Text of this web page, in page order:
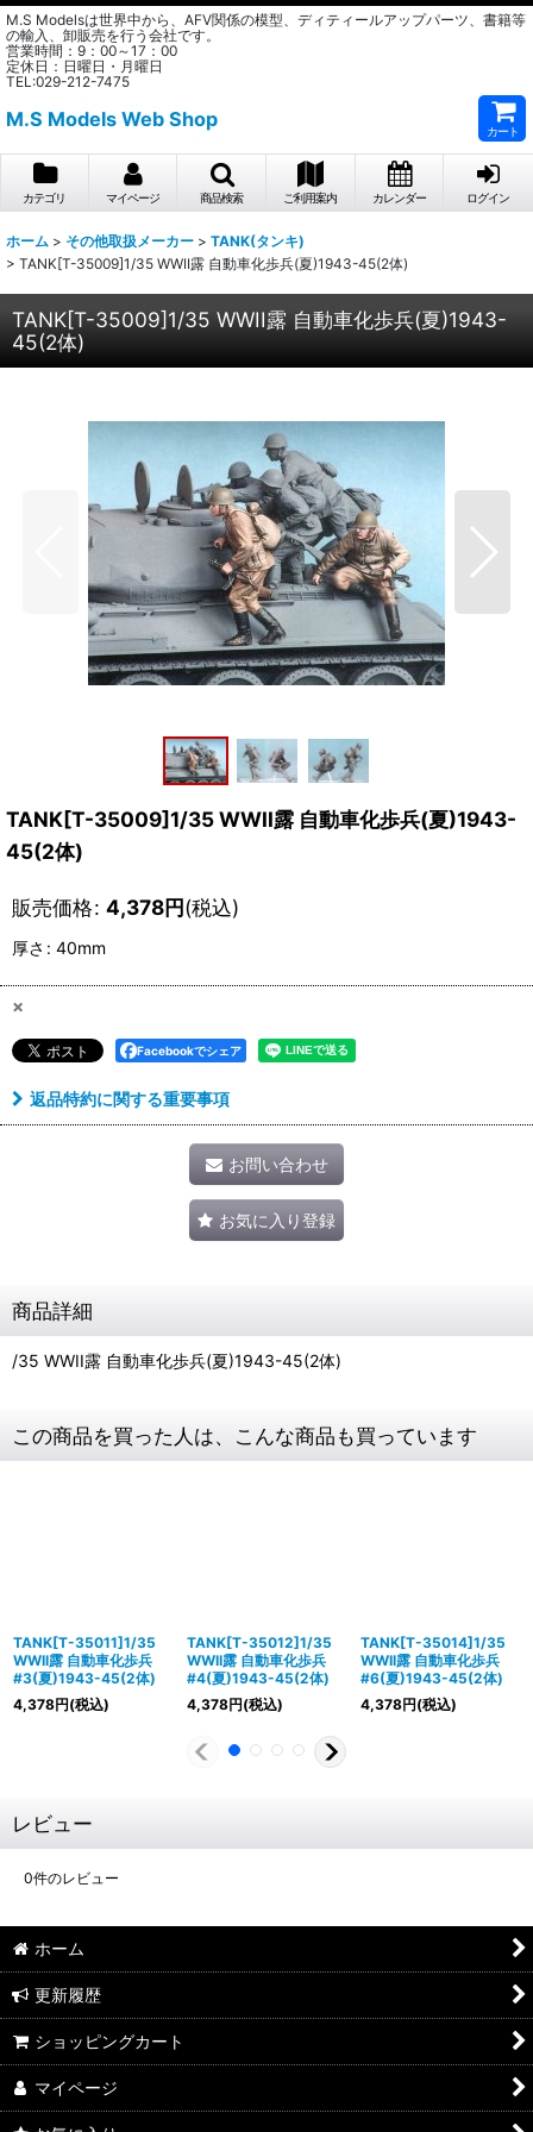
M.S Modelsは世界中から、AFV関係の模型、ディティールアップパーツ、書籍等
の輸入、卸販売を行う会社です。
営業時間：9：00～17：00
定休日：日曜日・月曜日
TEL:029-212-7475
M.S Models Web Shop
カート
カテゴリ マイページ 商品検索 ご利用案内 カレンダー ログイン
ホーム > その他取扱メーカー > TANK(タンキ)
> TANK[T-35009]1/35 WWII露 自動車化歩兵(夏)1943-45(2体)
TANK[T-35009]1/35 WWII露 自動車化歩兵(夏)1943-
45(2体)
TANK[T-35009]1/35 WWII露 自動車化歩兵(夏)1943-
45(2体)
販売価格: 4,378円(税込)
厚さ : 40mm
×
Facebookでシェア
返品特約に関する重要事項
お問い合わせ
お気に入り登録
商品詳細
/35 WWII露 自動車化歩兵(夏)1943-45(2体)
この商品を買った人は、こんな商品も買っています
TANK[T-35011]1/35
WWII露 自動車化歩兵
#3(夏)1943-45(2体)
4,378円(税込)
TANK[T-35012]1/35
WWII露 自動車化歩兵
#4(夏)1943-45(2体)
4,378円(税込)
TANK[T-35014]1/35
WWII露 自動車化歩兵
#6(夏)1943-45(2体)
4,378円(税込)
レビュー
0件のレビュー
ホーム
更新履歴
ショッピングカート
マイページ